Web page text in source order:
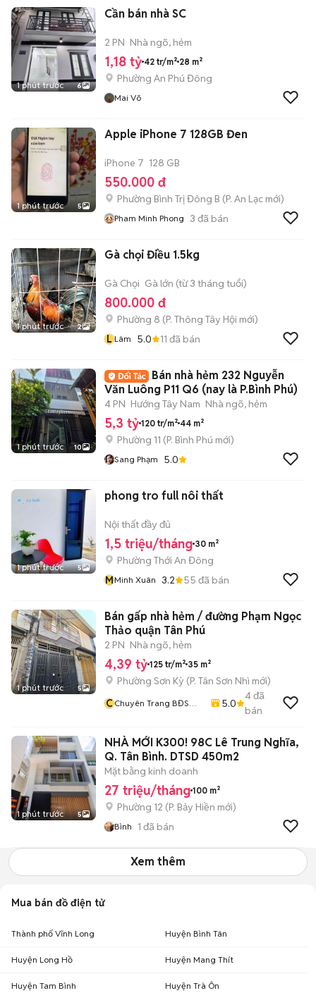
1 phút trước 6
Cần bán nhà SC
2 PN Nhà ngõ, hẻm
1,18 tỷ 42 tr/m² 28 m²
Phường An Phú Đông
Mai Võ
1 phút trước 5
Apple iPhone 7 128GB Đen
iPhone 7 128 GB
550.000 đ
Phường Bình Trị Đông B (P. An Lạc mới)
Pham Minh Phong 3 đã bán
1 phút trước 2
Gà chọi Điều 1.5kg
Gà Chọi Gà lớn (từ 3 tháng tuổi)
800.000 đ
Phường 8 (P. Thông Tây Hội mới)
L Lâm 5.0 11 đã bán
1 phút trước 10
Bán nhà hẻm 232 Nguyễn
Văn Luông P11 Q6 (nay là P.Bình Phú)
4 PN Hướng Tây Nam Nhà ngõ, hẻm
5,3 tỷ 120 tr/m² 44 m²
Phường 11 (P. Bình Phú mới)
Sang Phạm 5.0
1 phút trước 5
phong tro full nôi thất
Nội thất đầy đủ
1,5 triệu/tháng 30 m²
Phường Thới An Đông
MMinh Xuân 3.2 55 đã bán
1 phút trước 5
Bán gấp nhà hẻm / đường Phạm Ngọc
Thảo quận Tân Phú
2 PN Nhà ngõ, hẻm
4,39 tỷ 125 tr/m² 35 m²
Phường Sơn Kỳ (P. Tân Sơn Nhì mới)
CChuyên Trang BĐS
5.0
4đã
bán
1 phút trước 5
NHÀ MỚI K300! 98C Lê Trung Nghĩa,
Q. Tân Bình. DTSD 450m2
Mặt bằng kinh doanh
27 triệu/tháng 100 m²
Phường 12 (P. Bảy Hiền mới)
Bình 1 đã bán
Xem thêm
Mua bán đồ điện tử
Thành phố Vĩnh Long Huyện Bình Tân
Huyện Long Hồ Huyện Mang Thít
Huyện Tam Bình Huyện Trà Ôn